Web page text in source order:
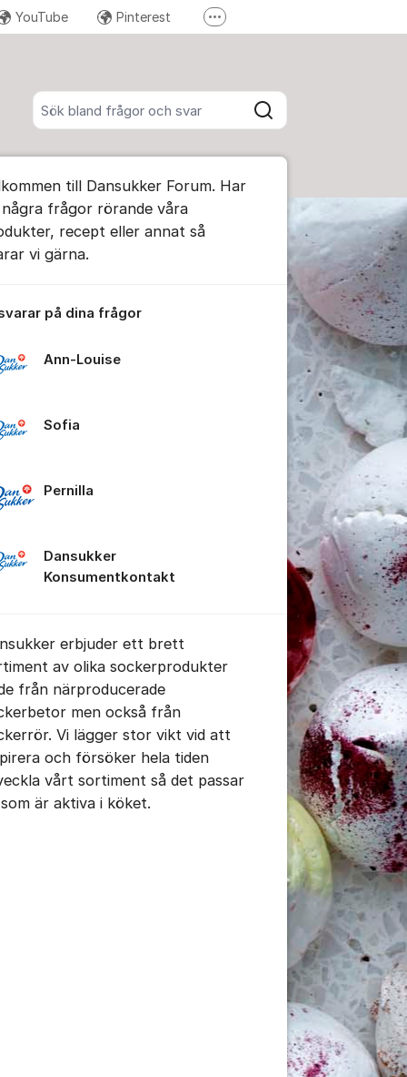
Sök bland alla inlägg
Sök
YouTube Pinterest Fler supportlänkar
kommentaren
för inlägg/kommentar
för inlägg/kommentar
för inlägg/kommentar
till Dansukker Forum. Har
frågor rörande våra
recept eller annat så
vi gärna.
på dina frågor
Ann-Louise
Sofia
Pernilla
Dansukker
Konsumentkontakt
erbjuder ett brett
av olika sockerprodukter
från närproducerade
men också från
Vi lägger stor vikt vid att
och försöker hela tiden
vårt sortiment så det passar
är aktiva i köket.